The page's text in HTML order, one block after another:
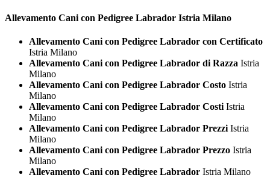
Allevamento Cani con Pedigree Labrador Istria Milano
Allevamento Cani con Pedigree Labrador con Certificato
Istria Milano
Allevamento Cani con Pedigree Labrador di Razza Istria
Milano
Allevamento Cani con Pedigree Labrador Costo Istria
Milano
Allevamento Cani con Pedigree Labrador Costi Istria
Milano
Allevamento Cani con Pedigree Labrador Prezzi Istria
Milano
Allevamento Cani con Pedigree Labrador Prezzo Istria
Milano
Allevamento Cani con Pedigree Labrador Istria Milano